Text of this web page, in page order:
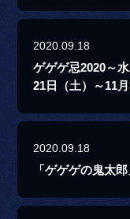
2020.09.18
ゲゲゲ忌2020～
21日（土）～11
2020.09.18
「ゲゲゲの鬼太